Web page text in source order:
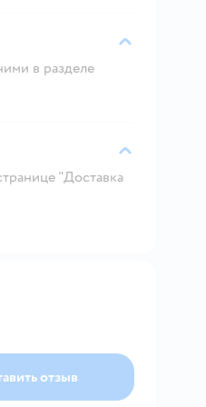
в разделе
"Доставка
отзыв